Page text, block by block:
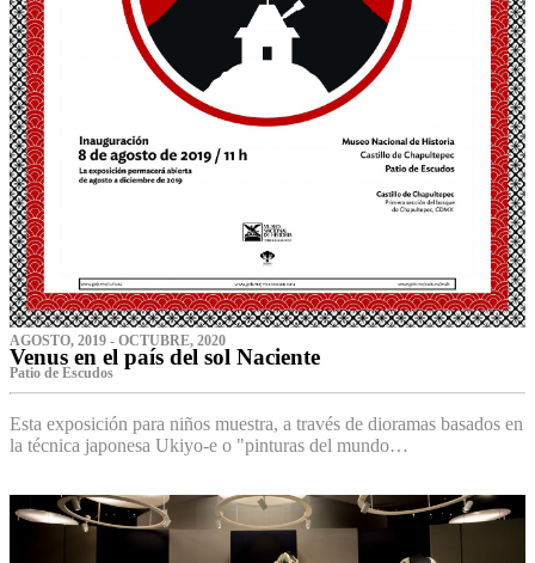
AGOSTO, 2019 - OCTUBRE, 2020
Venus en el país del sol Naciente
P‌atio de Escudos
Esta exposición para niños muestra, a través de dioramas basados en
la técnica japonesa Ukiyo-e o "pinturas del mundo…